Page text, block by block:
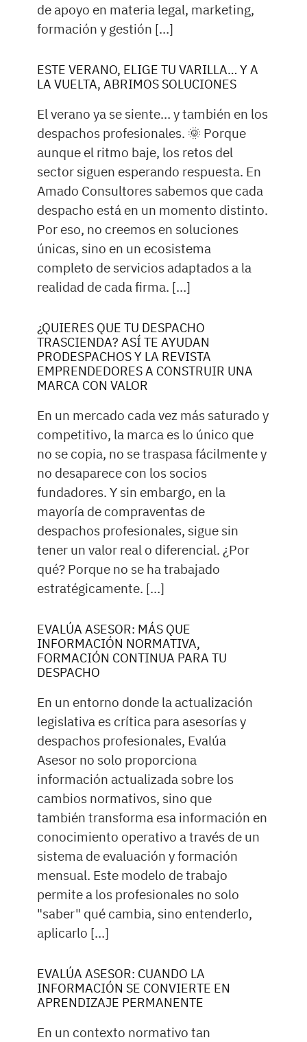
de apoyo en materia legal, marketing,
formación y gestión […]
ESTE VERANO, ELIGE TU VARILLA… Y A
LA VUELTA, ABRIMOS SOLUCIONES
El verano ya se siente… y también en los
despachos profesionales. 🌞 Porque
aunque el ritmo baje, los retos del
sector siguen esperando respuesta. En
Amado Consultores sabemos que cada
despacho está en un momento distinto.
Por eso, no creemos en soluciones
únicas, sino en un ecosistema
completo de servicios adaptados a la
realidad de cada firma. […]
¿QUIERES QUE TU DESPACHO
TRASCIENDA? ASÍ TE AYUDAN
PRODESPACHOS Y LA REVISTA
EMPRENDEDORES A CONSTRUIR UNA
MARCA CON VALOR
En un mercado cada vez más saturado y
competitivo, la marca es lo único que
no se copia, no se traspasa fácilmente y
no desaparece con los socios
fundadores. Y sin embargo, en la
mayoría de compraventas de
despachos profesionales, sigue sin
tener un valor real o diferencial. ¿Por
qué? Porque no se ha trabajado
estratégicamente. […]
EVALÚA ASESOR: MÁS QUE
INFORMACIÓN NORMATIVA,
FORMACIÓN CONTINUA PARA TU
DESPACHO
En un entorno donde la actualización
legislativa es crítica para asesorías y
despachos profesionales, Evalúa
Asesor no solo proporciona
información actualizada sobre los
cambios normativos, sino que
también transforma esa información en
conocimiento operativo a través de un
sistema de evaluación y formación
mensual. Este modelo de trabajo
permite a los profesionales no solo
"saber" qué cambia, sino entenderlo,
aplicarlo […]
EVALÚA ASESOR: CUANDO LA
INFORMACIÓN SE CONVIERTE EN
APRENDIZAJE PERMANENTE
En un contexto normativo tan